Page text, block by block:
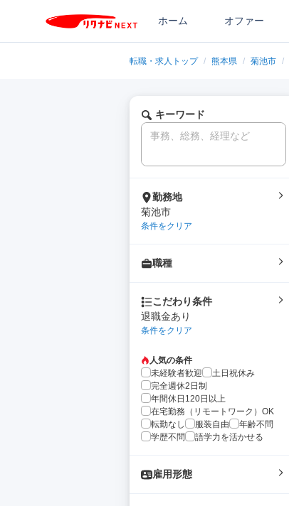
ホーム オファー
転職・求人トップ / 熊本県 / 菊池市 /
キーワード
勤務地
菊池市
条件をクリア
職種
こだわり条件
退職金あり
条件をクリア
人気の条件
未経験者歓迎
土日祝休み
完全週休2日制
年間休日120日以上
在宅勤務（リモートワーク）OK
転勤なし
服装自由
年齢不問
学歴不問
語学力を活かせる
雇用形態